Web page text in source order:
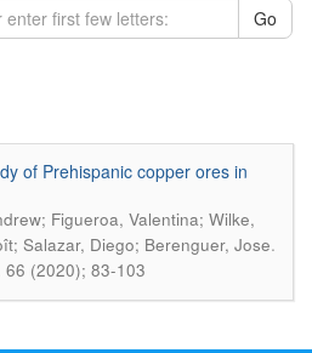
Go
of Prehispanic copper ores in
Figueroa, Valentina; Wilke,
Salazar, Diego; Berenguer, Jose.
66 (2020); 83-103